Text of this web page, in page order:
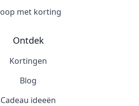
met korting
Ontdek
Kortingen
Blog
Cadeau ideeën